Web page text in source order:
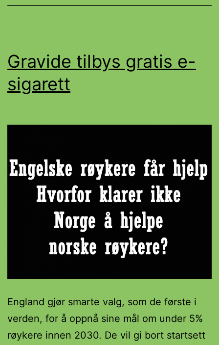
Gravide tilbys gratis e-
sigarett
England gjør smarte valg, som de første i
verden, for å oppnå sine mål om under 5%
røykere innen 2030. De vil gi bort startsett